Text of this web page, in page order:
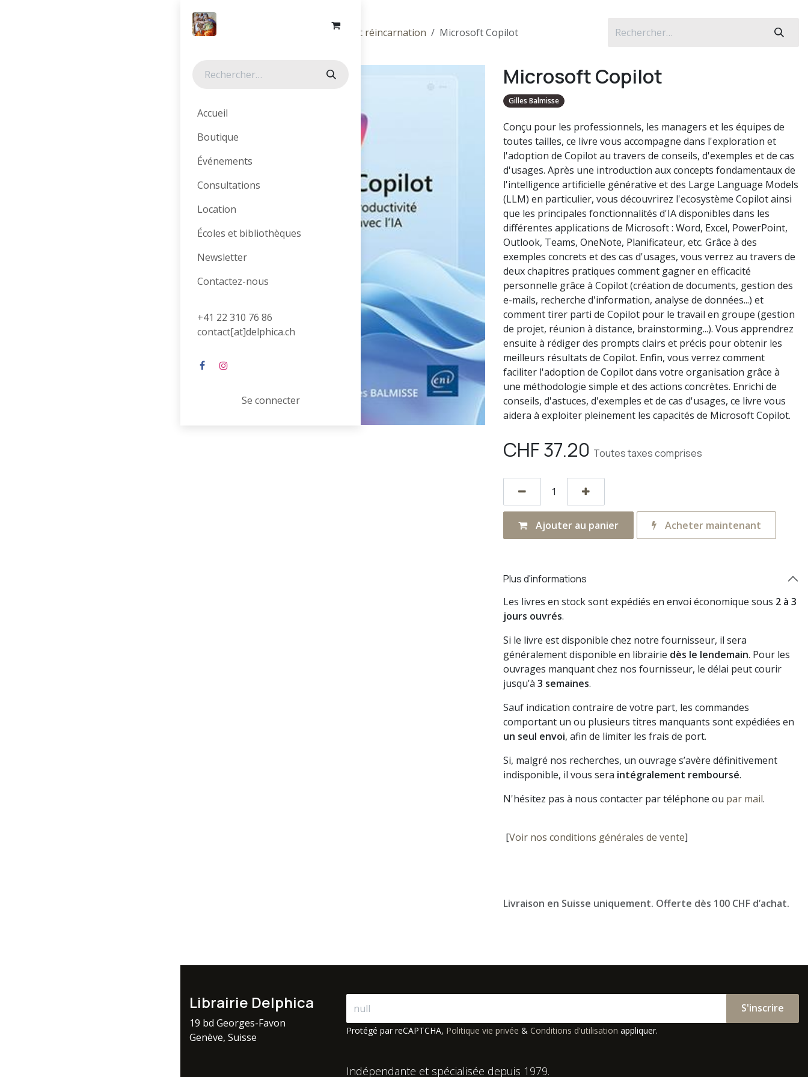
Accueil
Boutique
Événements
Consultations
Location
Écoles et bibliothèques
Newsletter
Contactez-nous
+41 22 310 76 86
contact[at]delphica.ch
Se connecter
Tous les produits Vie antérieures et réincarnation Microsoft Copilot
Microsoft Copilot
Gilles Balmisse
Conçu pour les professionnels, les managers et les équipes de
toutes tailles, ce livre vous accompagne dans l'exploration et
l'adoption de Copilot au travers de conseils, d'exemples et de cas
d'usages. Après une introduction aux concepts fondamentaux de
l'intelligence artificielle générative et des Large Language Models
(LLM) en particulier, vous découvrirez l'ecosystème Copilot ainsi
que les principales fonctionnalités d'IA disponibles dans les
différentes applications de Microsoft : Word, Excel, PowerPoint,
Outlook, Teams, OneNote, Planificateur, etc. Grâce à des
exemples concrets et des cas d'usages, vous verrez au travers de
deux chapitres pratiques comment gagner en efficacité
personnelle grâce à Copilot (création de documents, gestion des
e-mails, recherche d'information, analyse de données...) et
comment tirer parti de Copilot pour le travail en groupe (gestion
de projet, réunion à distance, brainstorming...). Vous apprendrez
ensuite à rédiger des prompts clairs et précis pour obtenir les
meilleurs résultats de Copilot. Enfin, vous verrez comment
faciliter l'adoption de Copilot dans votre organisation grâce à
une méthodologie simple et des actions concrètes. Enrichi de
conseils, d'astuces, d'exemples et de cas d'usages, ce livre vous
aidera à exploiter pleinement les capacités de Microsoft Copilot.
CHF37.20 Toutes taxes comprises
Ajouter au panier Acheter maintenant
Plus d'informations
Les livres en stock sont expédiés en envoi économique sous 2 à 3
jours ouvrés.
Si le livre est disponible chez notre fournisseur, il sera
généralement disponible en librairie dès le lendemain. Pour les
ouvrages manquant chez nos fournisseur, le délai peut courir
jusqu’à 3 semaines.
Sauf indication contraire de votre part, les commandes
comportant un ou plusieurs titres manquants sont expédiées en
un seul envoi, afin de limiter les frais de port.
Si, malgré nos recherches, un ouvrage s’avère définitivement
indisponible, il vous sera intégralement remboursé.
N'hésitez pas à nous contacter par téléphone ou par mail.
[Voir nos conditions générales de vente]
Livraison en Suisse uniquement. Offerte dès 100 CHF d’achat.
Librairie Delphica
19 bd Georges-Favon
Genève, Suisse
S'inscrire
Protégé par reCAPTCHA, Politique vie privée & Conditions d'utilisation appliquer.
Indépendante et spécialisée depuis 1979.